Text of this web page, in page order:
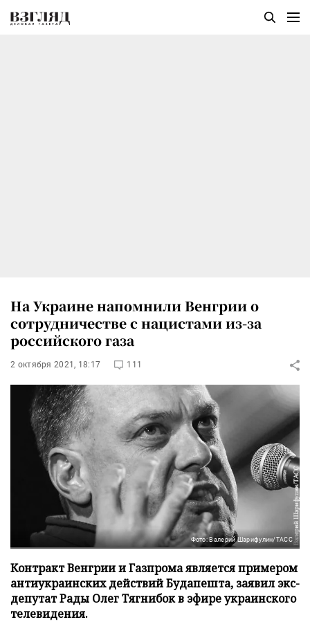
На Украине напомнили Венгрии о
сотрудничестве с нацистами из-за
российского газа
2 октября 2021, 18:17 111
Фото: Валерий Шарифулин/ТАСС
Контракт Венгрии и Газпрома является примером
антиукраинских действий Будапешта, заявил экс-
депутат Рады Олег Тягнибок в эфире украинского
телевидения.